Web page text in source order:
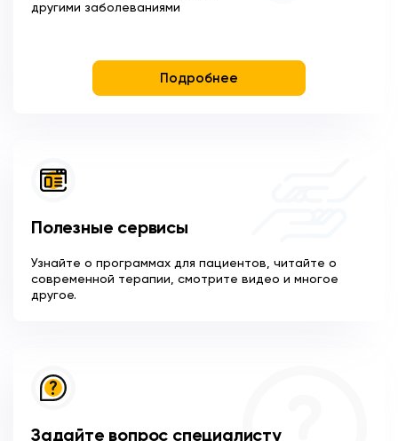
другими заболеваниями
Подробнее
Полезные сервисы
Узнайте о программах для пациентов, читайте о
современной терапии, смотрите видео и многое
другое.
Задайте вопрос специалисту